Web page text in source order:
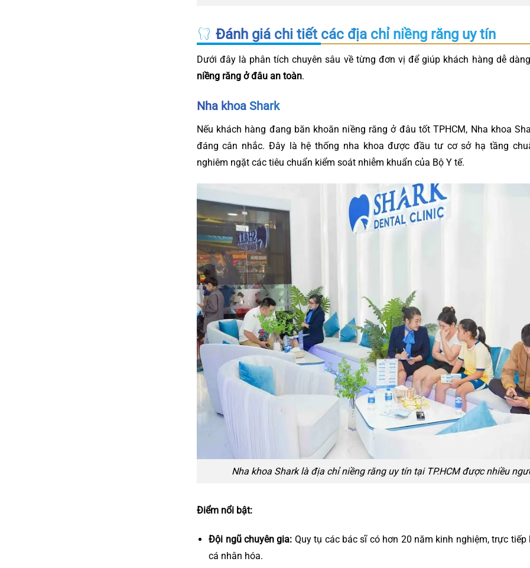
Đánh giá chi tiết các địa chỉ niềng răng uy tín
Dưới đây là phân tích chuyên sâu về từng đơn vị để giúp khách hàng dễ
niềng răng ở đâu an toàn.
Nha khoa Shark
Nếu khách hàng đang băn khoăn niềng răng ở đâu tốt TPHCM, Nha khoa
đáng cân nhắc. Đây là hệ thống nha khoa được đầu tư cơ sở hạ tầng
nghiêm ngặt các tiêu chuẩn kiểm soát nhiễm khuẩn của Bộ Y tế.
Nha khoa Shark là địa chỉ niềng răng uy tín tại TP.HCM được nhiều
Điểm nổi bật:
Đội ngũ chuyên gia: Quy tụ các bác sĩ có hơn 20 năm kinh nghiệm, trực
cá nhân hóa.